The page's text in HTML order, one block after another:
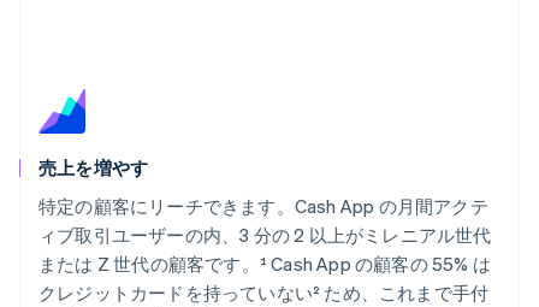
売上を増やす
特定の顧客にリーチできます。Cash App の月間アクテ
ィブ取引ユーザーの内、3 分の 2 以上がミレニアル世代
または Z 世代の顧客です。¹ Cash App の顧客の 55% は
クレジットカードを持っていない² ため、これまで手付